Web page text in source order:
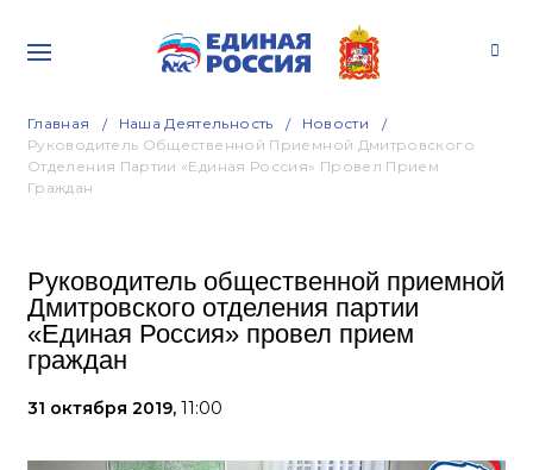
Главная Наша Деятельность
Новости
Руководитель Общественной Приемной Дмитровского
Отделения Партии «Единая Россия» Провел Прием
Граждан
Руководитель общественной приемной
Дмитровского отделения партии
«Единая Россия» провел прием
граждан
31 октября 2019, 11:00